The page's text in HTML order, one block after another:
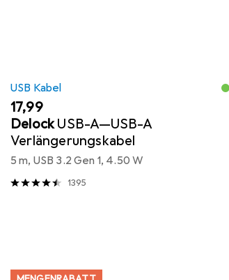
USB Kabel
EUR
17,99
DelockUSB-A—USB-A
Verlängerungskabel
5 m, USB 3.2 Gen 1, 4.50 W
1395